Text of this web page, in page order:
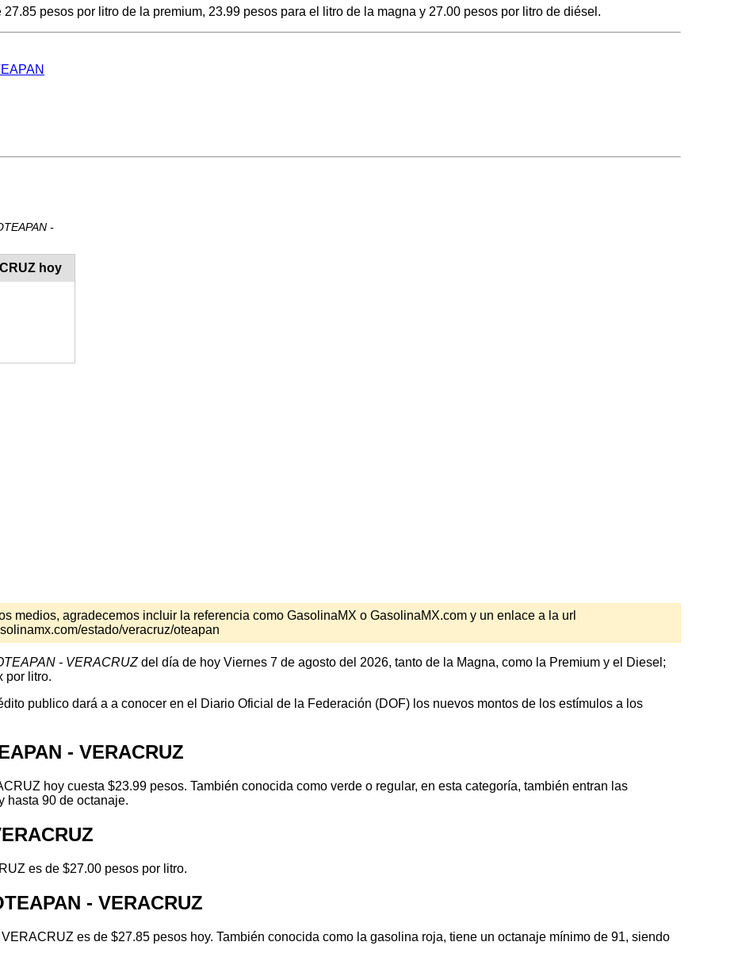
pesos por litro de la premium, 23.99 pesos para el litro de la magna y 27.00 pesos por litro de diésel.
-
hoy
medios, agradecemos incluir la referencia como GasolinaMX o GasolinaMX.com y un enlace a la url
estado/veracruz/oteapan
- VERACRUZdel día de hoy Viernes 7 de agosto del 2026, tanto de la Magna, como la Premium y el Diesel;
por litro.
publico dará a a conocer en el Diario Oficial de la Federación (DOF) los nuevos montos de los estímulos a los
- VERACRUZ
hoy cuesta $23.99 pesos. También conocida como verde o regular, en esta categoría, también entran las
hasta 90 de octanaje.
es de $27.00 pesos por litro.
- VERACRUZ
es de $27.85 pesos hoy. También conocida como la gasolina roja, tiene un octanaje mínimo de 91, siendo